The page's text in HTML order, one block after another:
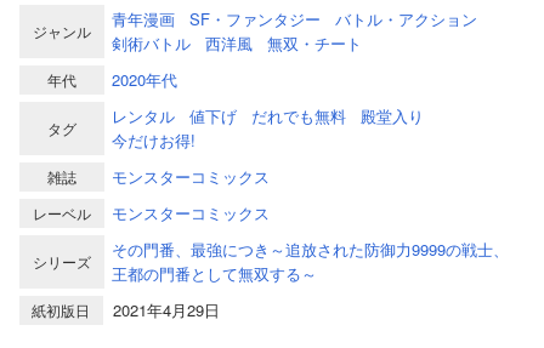
ジャンル
青年漫画 SF・ファンタジー
バトル・アクション
剣術バトル
西洋風 無双・チート
年代 2020年代
タグ
レンタル 値下げ だれでも無料
殿堂入り
今だけお得!
雑誌 モンスターコミックス
レーベル モンスターコミックス
シリーズ
その門番、最強につき～追放された防御力9999の戦士、
王都の門番として無双する～
紙初版日
2021年4月29日